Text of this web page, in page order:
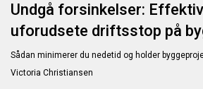
Undgå forsinkelser:
uforudsete driftsstop på
Sådan minimerer du nedetid og holder
Victoria Christiansen